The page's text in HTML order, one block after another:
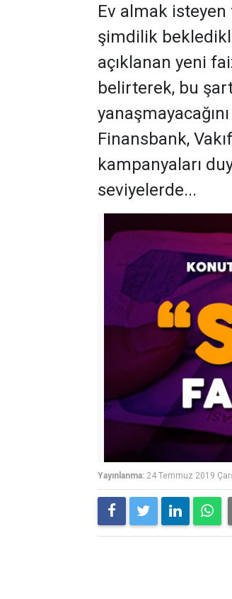
Ev almak
şimdilik
açıklanan yeni
belirterek, bu
Finansbank,
kampanyaları
seviyelerde...
Yayınlanma: 24 Temmuz 2019